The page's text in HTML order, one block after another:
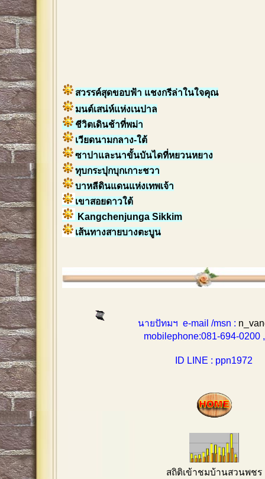
สวรรค์สุดขอบฟ้า แชงกรีล่าในใจคุณ
มนต์เสน่ห์แห่งเนปาล
ชีวิตเดินช้าที่พม่า
เวียดนามกลาง-ใต้
ซาปาและนาขั้นบันไดที่หยวนหยาง
ทุบกระปุกบุกเกาะชวา
บาหลีดินแดนแห่งเทพเจ้า
เขาสอยดาวใต้
Kangchenjunga Sikkim
เส้นทางสายบางตะบูน
นายปัทมฯ e-mail /msn :
mobilephone:081-694-0200 ,
ID LINE : ppn1972
สถิติเข้าชมบ้านสวนพชร